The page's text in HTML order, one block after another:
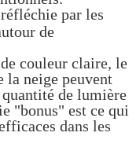
par les
de
couleur claire, le
la neige peuvent
de lumière
"bonus" est ce qui
dans les